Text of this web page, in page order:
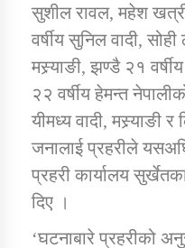
सुशील रावल, महेश
वर्षीय सुनिल वादी,
मस्र्याङी, झण्डै २१
२२ वर्षीय हेमन्त
यीमध्य वादी, मस्र्याङी
जनालाई प्रहरीले
प्रहरी कार्यालय
दिए ।
‘घटनाबारे प्रहरीको